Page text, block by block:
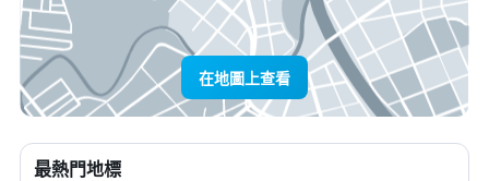
在地圖上查看
最熱門地標